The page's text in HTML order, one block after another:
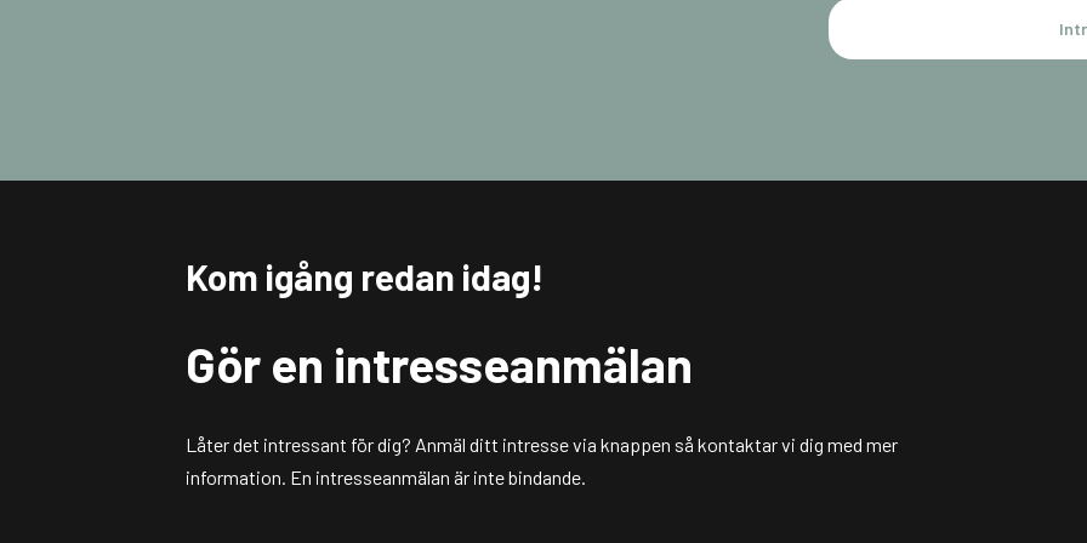
Kom igång redan idag!
Gör en intresseanmälan
Låter det intressant för dig? Anmäl ditt intresse via knappen så kontaktar vi dig med mer
information. En intresseanmälan är inte bindande.